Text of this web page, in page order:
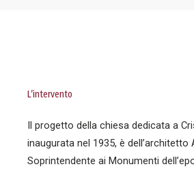
L’intervento
Il progetto della chiesa dedicata a
inaugurata nel 1935, è dell’architetto
Soprintendente ai Monumenti